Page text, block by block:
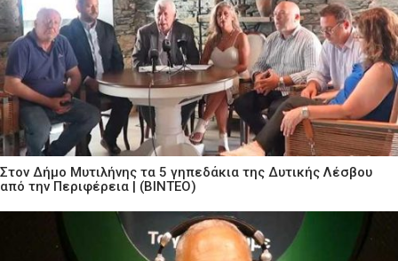
Στον Δήμο Μυτιλήνης τα 5 γηπεδάκια της Δυτικής Λέσβου
από την Περιφέρεια | (ΒΙΝΤΕΟ)